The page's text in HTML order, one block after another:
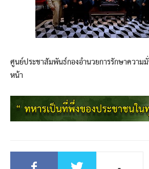
ศูนย์ประชาสัมพันธ์กองอำนวยการรักษาความ
หน้า